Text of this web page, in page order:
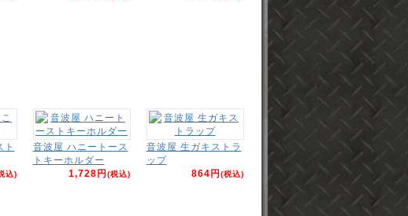
ト
込)
音波屋 ハニートース
トキーホルダー
1,728円(税込)
音波屋 生ガキストラ
ップ
864円(税込)